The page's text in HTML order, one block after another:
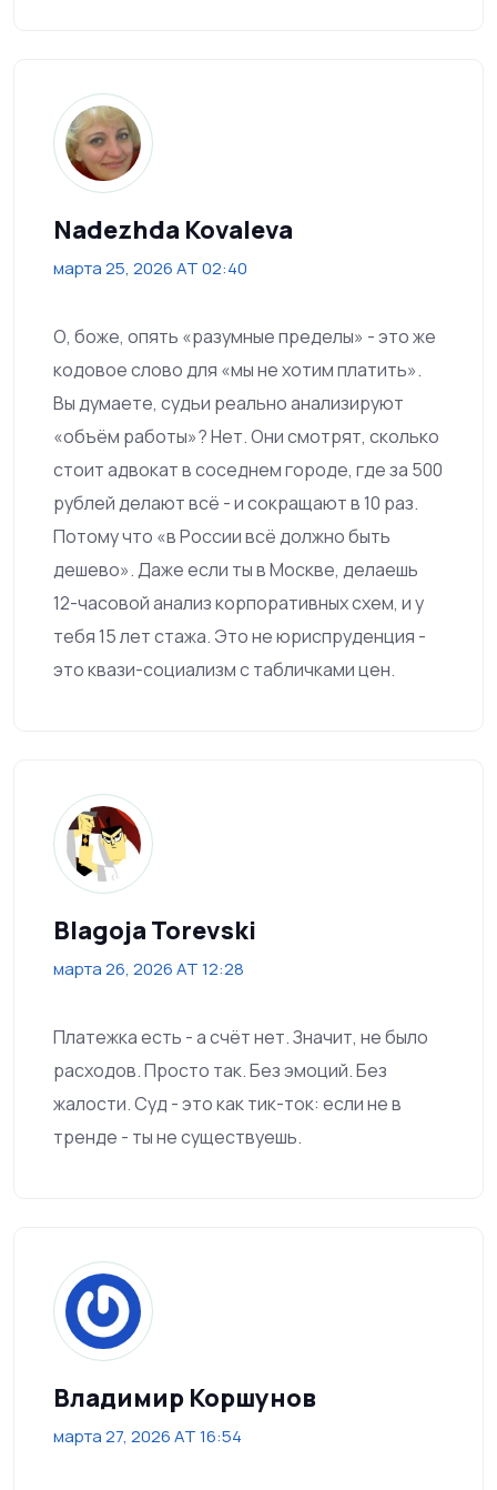
Nadezhda Kovaleva
марта 25, 2026 AT 02:40
О, боже, опять «разумные пределы» - это же
кодовое слово для «мы не хотим платить».
Вы думаете, судьи реально анализируют
«объём работы»? Нет. Они смотрят, сколько
стоит адвокат в соседнем городе, где за 500
рублей делают всё - и сокращают в 10 раз.
Потому что «в России всё должно быть
дешево». Даже если ты в Москве, делаешь
12-часовой анализ корпоративных схем, и у
тебя 15 лет стажа. Это не юриспруденция -
это квази-социализм с табличками цен.
Blagoja Torevski
марта 26, 2026 AT 12:28
Платежка есть - а счёт нет. Значит, не было
расходов. Просто так. Без эмоций. Без
жалости. Суд - это как тик-ток: если не в
тренде - ты не существуешь.
Владимир Коршунов
марта 27, 2026 AT 16:54